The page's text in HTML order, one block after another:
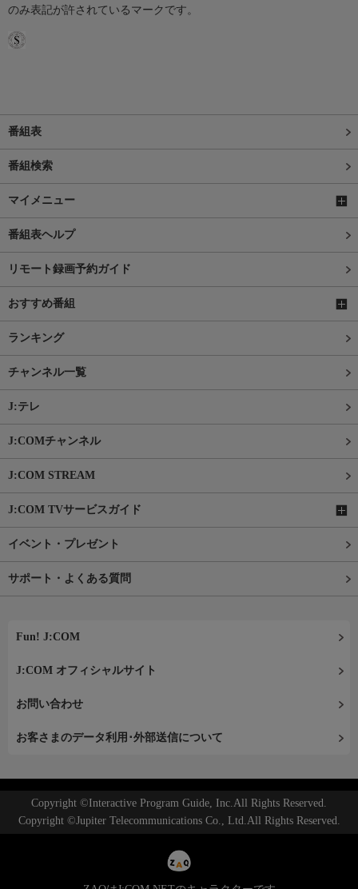
のみ表記が許されているマークです。
番組表
番組検索
マイメニュー
番組表ヘルプ
リモート録画予約ガイド
おすすめ番組
ランキング
チャンネル一覧
J:テレ
J:COMチャンネル
J:COM STREAM
J:COM TVサービスガイド
イベント・プレゼント
サポート・よくある質問
Fun! J:COM
J:COM オフィシャルサイト
お問い合わせ
お客さまのデータ利用･外部送信について
Copyright ©Interactive Program Guide, Inc.All Rights Reserved.
Copyright ©Jupiter Telecommunications Co., Ltd.All Rights Reserved.